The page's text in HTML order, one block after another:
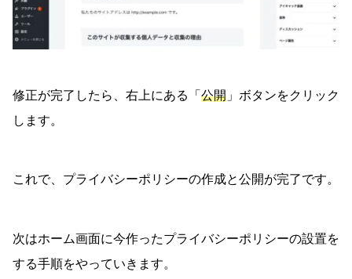
修正が完了したら、右上にある「 公開 」ボタンをクリック
します。
これで、プライバシーポリシーの作成と公開が完了です。
次はホーム画面に今作ったプライバシーポリシーの設置を
する手順をやっていきます。